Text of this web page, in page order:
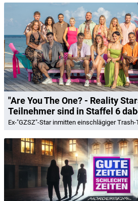
"Are You The One? - Reality
Teilnehmer sind in Staffel 6
Ex-"GZSZ"-Star inmitten einschlägiger